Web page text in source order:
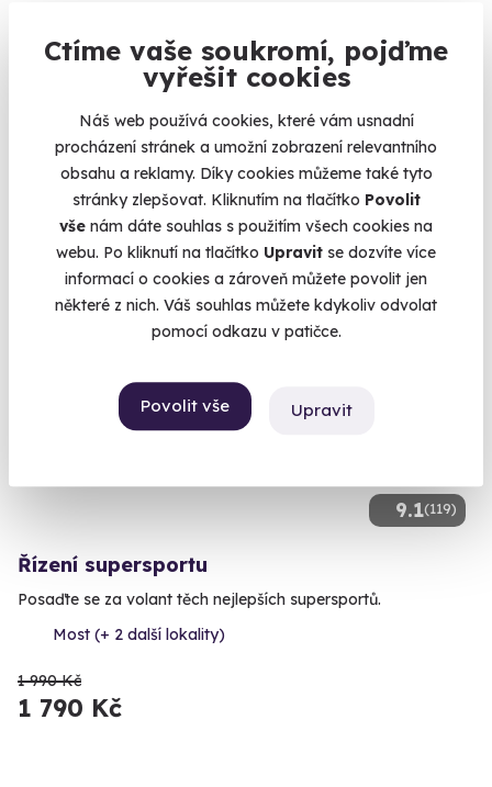
Ctíme vaše soukromí, pojďme
vyřešit cookies
Náš web používá cookies, které vám usnadní
procházení stránek a umožní zobrazení relevantního
obsahu a reklamy. Díky cookies můžeme také tyto
stránky zlepšovat. Kliknutím na tlačítko Povolit
vše nám dáte souhlas s použitím všech cookies na
webu. Po kliknutí na tlačítko Upravit se dozvíte více
informací o cookies a zároveň můžete povolit jen
některé z nich. Váš souhlas můžete kdykoliv odvolat
pomocí odkazu v patičce.
Povolit vše Upravit
Jízda v Porsche 911 Carrera
Žihadlo s nadupaným motorem - Carrera 4S
Most (+ 2 další lokality)
1 990 Kč
1 890 Kč
9.1(119)
Řízení supersportu
Posaďte se za volant těch nejlepších supersportů.
Most (+ 2 další lokality)
1 990 Kč
1 790 Kč